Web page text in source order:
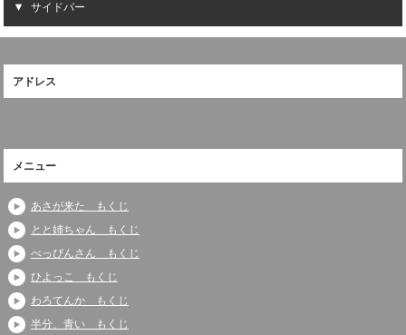
サイドバー
アドレス
メニュー
あさが来た もくじ
とと姉ちゃん もくじ
べっぴんさん もくじ
ひよっこ もくじ
わろてんか もくじ
半分、青い もくじ